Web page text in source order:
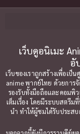
Bondage (ทาส)
Censored (เซ็นเ
Comedy (ตลก)
Comedy ตลก
2000
1996
1989
1987
1984
1982
เว็บดูอนิเมะ
อั
เว็บของเราถูกสร้างเพื่อเ
anime พากย์ไทย ด้วยการ
รองรับทั้งมือถือและคอมพิ
เต็มเรื่อง โดยมีระบบสตรีม
นำ ทำให้ผู้ชมได้รับประส